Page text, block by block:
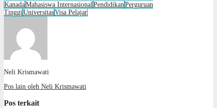
KanadaMahasiswa Internasional Pendidikan Perguruan
Tinggi UniversitasVisa Pelajar
Neli Krismawati
Pos lain oleh Neli Krismawati
Pos terkait